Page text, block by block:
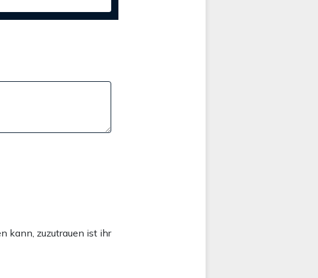
kann, zuzutrauen ist ihr